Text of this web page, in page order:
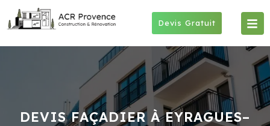
Devis Gratuit
DEVIS FAÇADIER À EYRAGUES–